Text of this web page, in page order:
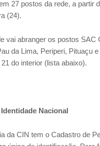
27 postos da rede, a partir
(24).
vai abranger os postos SAC
da Lima, Periperi, Pituaçu
do interior (lista abaixo).
Nacional
da CIN tem o Cadastro de